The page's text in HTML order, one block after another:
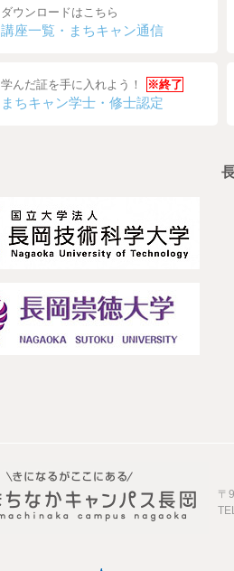
ダウンロードはこちら
講座一覧・ まちキャン通信
学んだ証を手に入れよう！ ※終了
まちキャン学士・修士認定
〒